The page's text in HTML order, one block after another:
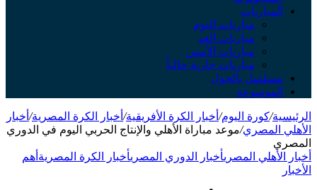
المباريات
مباريات اليوم
مباريات الغد
مباريات الأمس
مباريات جارية حالياً
مسلسل بالجول
الموسوعة
الرئيسية/كورة اليوم/ أخبار الكرة الأفريقية/ أخبار الكرة المصرية/ أخبار
الأهلي المصري/موعد مباراة الأهلي والإنتاج الحربي اليوم في الدوري
المصري
أخبار الأهلي المصريأخبار الدوري المصريأخبار الكرة المصرية أهم
الأخبار